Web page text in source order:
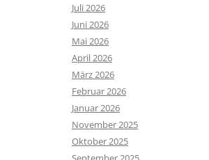
Juli 2026
Juni 2026
Mai 2026
April 2026
März 2026
Februar 2026
Januar 2026
November 2025
Oktober 2025